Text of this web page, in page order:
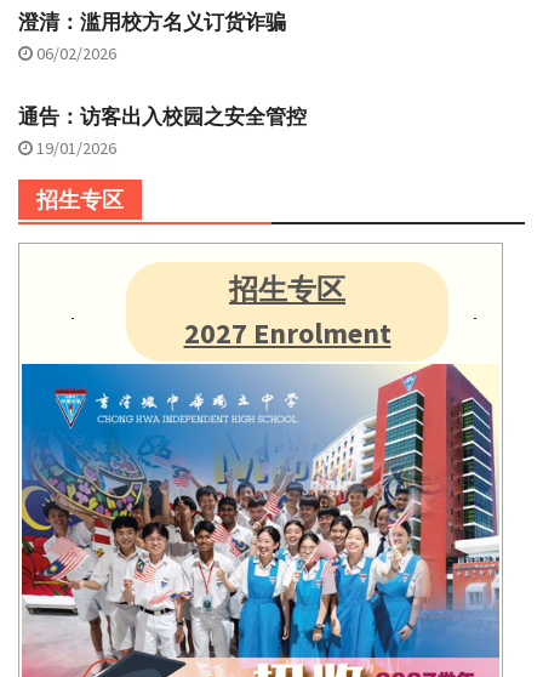
澄清：滥用校方名义订货诈骗
06/02/2026
通告：访客出入校园之安全管控
19/01/2026
招生专区
招生专区
2027 Enrolment